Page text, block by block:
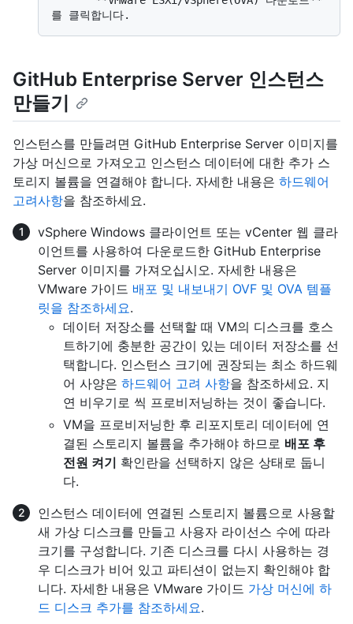
GitHub Enterprise Server 인스턴스
만들기
인스턴스를 만들려면 GitHub Enterprise Server 이미지를
가상 머신으로 가져오고 인스턴스 데이터에 대한 추가 스
토리지 볼륨을 연결해야 합니다. 자세한 내용은 하드웨어
고려사항을 참조하세요.
vSphere Windows 클라이언트 또는 vCenter 웹 클라
이언트를 사용하여 다운로드한 GitHub Enterprise
Server 이미지를 가져오십시오. 자세한 내용은
VMware 가이드 배포 및 내보내기 OVF 및 OVA 템플
릿을 참조하세요.
데이터 저장소를 선택할 때 VM의 디스크를 호스
트하기에 충분한 공간이 있는 데이터 저장소를 선
택합니다. 인스턴스 크기에 권장되는 최소 하드웨
어 사양은 하드웨어 고려 사항을 참조하세요. 지
연 비우기로 씩 프로비저닝하는 것이 좋습니다.
VM을 프로비저닝한 후 리포지토리 데이터에 연
결된 스토리지 볼륨을 추가해야 하므로 배포 후
전원 켜기 확인란을 선택하지 않은 상태로 둡니
다.
인스턴스 데이터에 연결된 스토리지 볼륨으로 사용할
새 가상 디스크를 만들고 사용자 라이선스 수에 따라
크기를 구성합니다. 기존 디스크를 다시 사용하는 경
우 디스크가 비어 있고 파티션이 없는지 확인해야 합
니다. 자세한 내용은 VMware 가이드 가상 머신에 하
드 디스크 추가를 참조하세요.